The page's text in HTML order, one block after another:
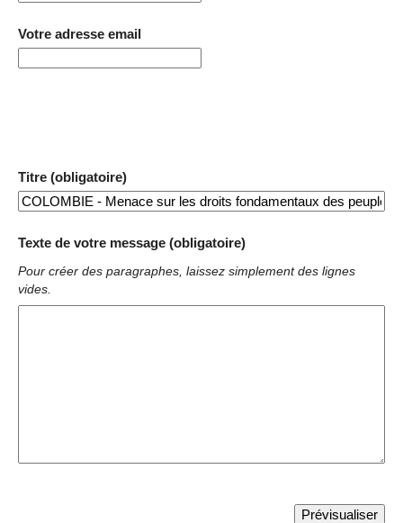
Votre adresse email
Titre (obligatoire)
Texte de votre message (obligatoire)
Pour créer des paragraphes, laissez simplement des lignes
vides.